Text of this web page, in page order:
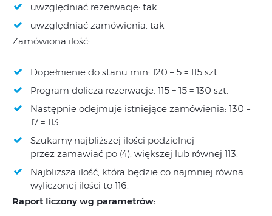
uwzględniać rezerwacje: tak
uwzględniać zamówienia: tak
Zamówiona ilość:
Dopełnienie do stanu min: 120 – 5 = 115 szt.
Program dolicza rezerwacje: 115 + 15 = 130 szt.
Następnie odejmuje istniejące zamówienia: 130 –
17 = 113
Szukamy najbliższej ilości podzielnej
przez zamawiać po (4), większej lub równej 113.
Najbliższa ilość, która będzie co najmniej równa
wyliczonej ilości to 116.
Raport liczony wg parametrów: